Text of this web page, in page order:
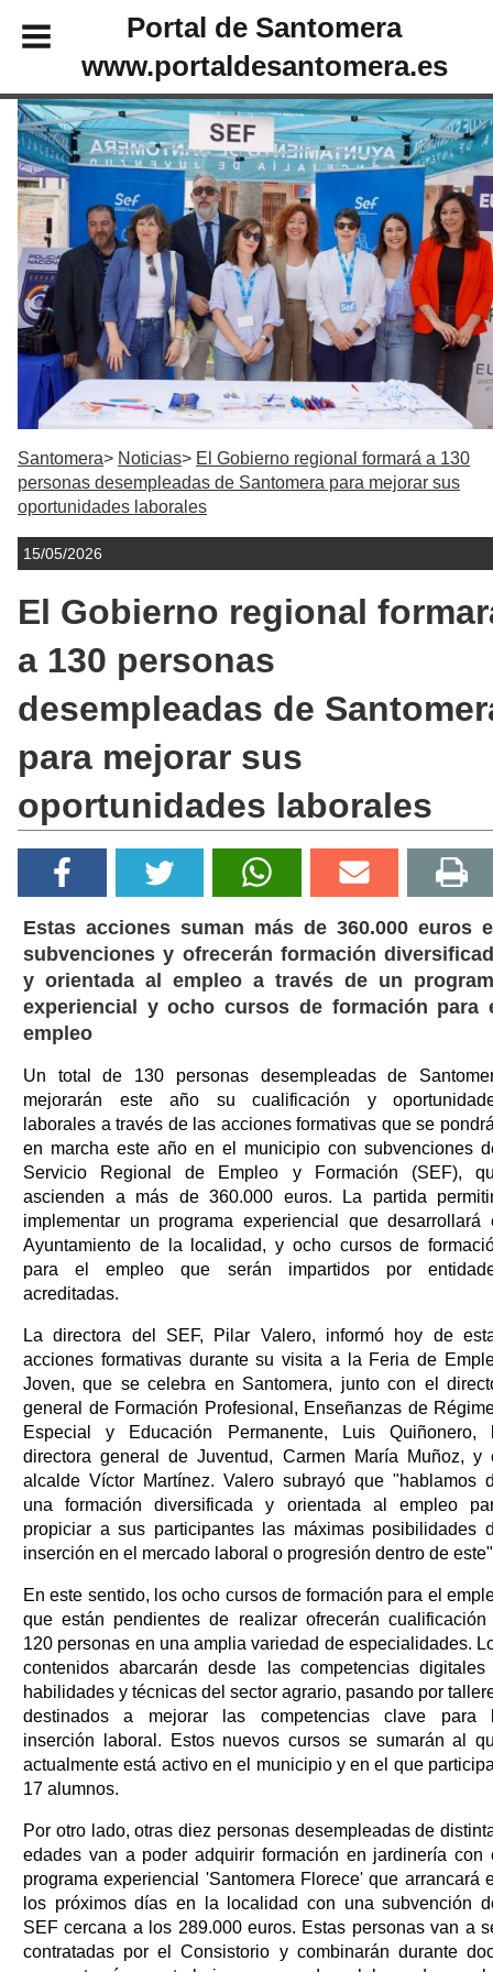
Portal de Santomera
www.portaldesantomera.es
Santomera Noticias
El Gobierno regional formará a 130
personas desempleadas de Santomera para mejorar sus
oportunidades laborales
15/05/2026
El Gobierno regional
a 130 personas
desempleadas de
para mejorar sus
oportunidades laborales
Estas acciones suman más de 360.000 euros
subvenciones y ofrecerán formación
y orientada al empleo a través de un
experiencial y ocho cursos de formación para
empleo
Un total de 130 personas desempleadas de
mejorarán este año su cualificación y
laborales a través de las acciones formativas que se
en marcha este año en el municipio con subvenciones
Servicio Regional de Empleo y Formación (SEF),
ascienden a más de 360.000 euros. La partida
implementar un programa experiencial que desarrollará
Ayuntamiento de la localidad, y ocho cursos de
para el empleo que serán impartidos por
acreditadas.
La directora del SEF, Pilar Valero, informó hoy de
acciones formativas durante su visita a la Feria de
Joven, que se celebra en Santomera, junto con el
general de Formación Profesional, Enseñanzas de
Especial y Educación Permanente, Luis Quiñonero,
directora general de Juventud, Carmen María Muñoz, y
alcalde Víctor Martínez. Valero subrayó que "hablamos
una formación diversificada y orientada al empleo
propiciar a sus participantes las máximas posibilidades
inserción en el mercado laboral o progresión dentro de
En este sentido, los ocho cursos de formación para el
que están pendientes de realizar ofrecerán cualificación
120 personas en una amplia variedad de especialidades.
contenidos abarcarán desde las competencias digitales
habilidades y técnicas del sector agrario, pasando por
destinados a mejorar las competencias clave para
inserción laboral. Estos nuevos cursos se sumarán al
actualmente está activo en el municipio y en el que
17 alumnos.
Por otro lado, otras diez personas desempleadas de
edades van a poder adquirir formación en jardinería con
programa experiencial 'Santomera Florece' que arrancará
los próximos días en la localidad con una subvención
SEF cercana a los 289.000 euros. Estas personas van a
contratadas por el Consistorio y combinarán durante